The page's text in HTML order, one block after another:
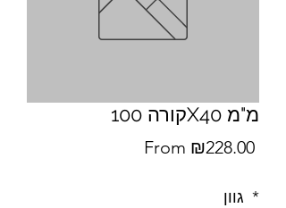
קורה 100X40 מ"מ
From ₪228.00Sale
*